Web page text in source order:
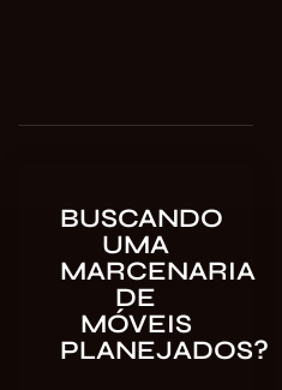
BUSCANDO
UMA
MARCENARIA
DE
MÓVEIS
PLANEJADOS?